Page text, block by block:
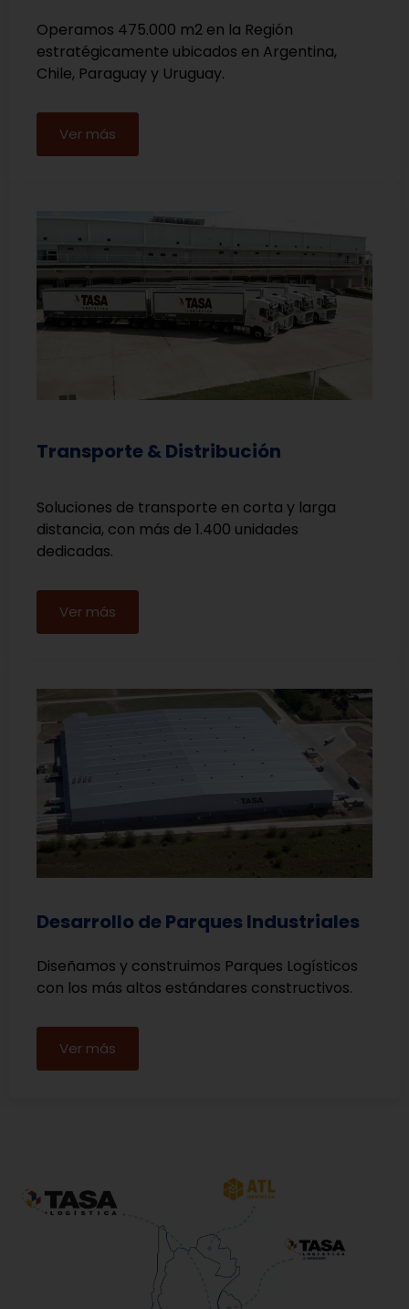
Operamos 475.000 m2 en la Región
estratégicamente ubicados en Argentina,
Chile, Paraguay y Uruguay.
Ver más
Transporte & Distribución
Soluciones de transporte en corta y larga
distancia, con más de 1.400 unidades
dedicadas.
Ver más
Desarrollo de Parques Industriales
Diseñamos y construimos Parques Logísticos
con los más altos estándares constructivos.
Ver más